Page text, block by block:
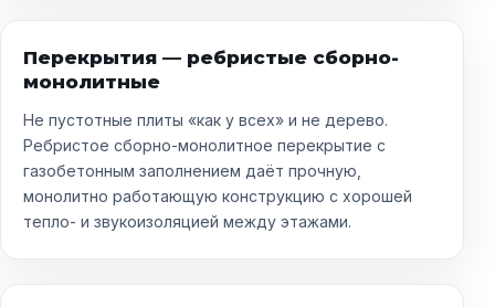
Перекрытия — ребристые сборно-
монолитные
Не пустотные плиты «как у всех» и не дерево.
Ребристое сборно-монолитное перекрытие с
газобетонным заполнением даёт прочную,
монолитно работающую конструкцию с хорошей
тепло- и звукоизоляцией между этажами.